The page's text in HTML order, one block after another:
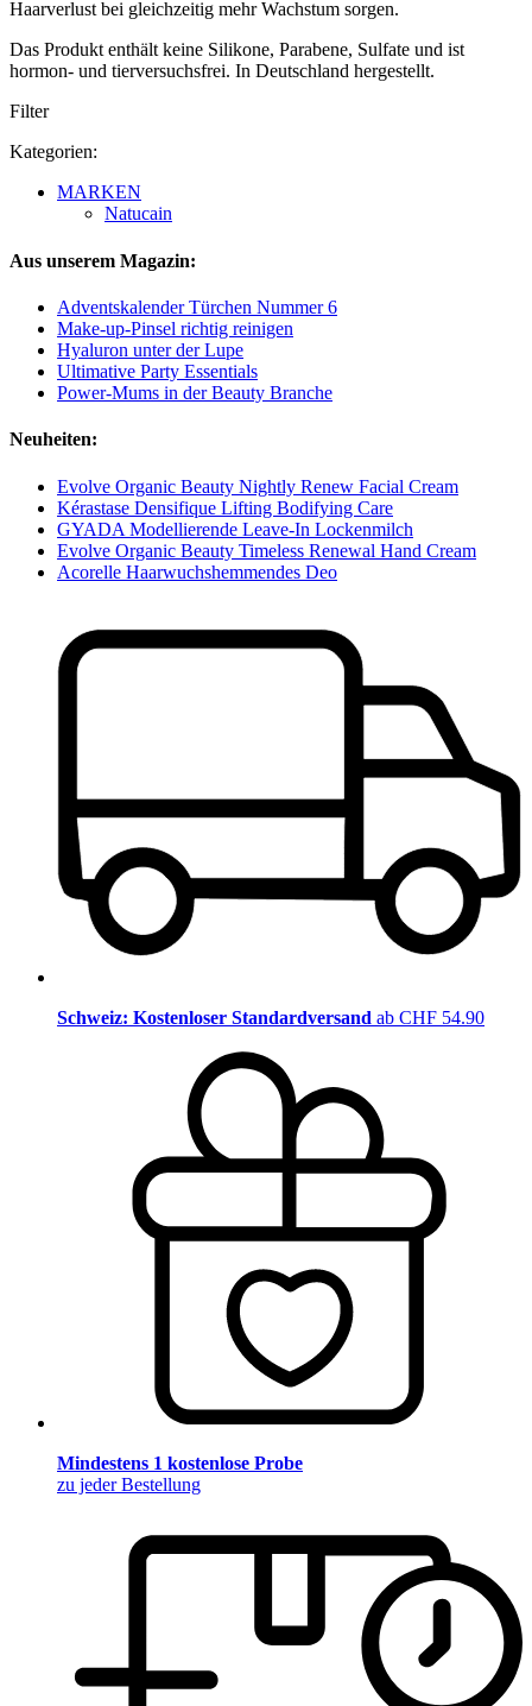
Haarverlust bei gleichzeitig mehr Wachstum sorgen.
Das Produkt enthält keine Silikone, Parabene, Sulfate und ist
hormon- und tierversuchsfrei. In Deutschland hergestellt.
Filter
Kategorien:
MARKEN
Natucain
Aus unserem Magazin:
Adventskalender Türchen Nummer 6
Make-up-Pinsel richtig reinigen
Hyaluron unter der Lupe
Ultimative Party Essentials
Power-Mums in der Beauty Branche
Neuheiten:
Evolve Organic Beauty Nightly Renew Facial Cream
Kérastase Densifique Lifting Bodifying Care
GYADA Modellierende Leave-In Lockenmilch
Evolve Organic Beauty Timeless Renewal Hand Cream
Acorelle Haarwuchshemmendes Deo
Schweiz: Kostenloser Standardversand ab CHF 54.90
Mindestens 1 kostenlose Probe
zu jeder Bestellung